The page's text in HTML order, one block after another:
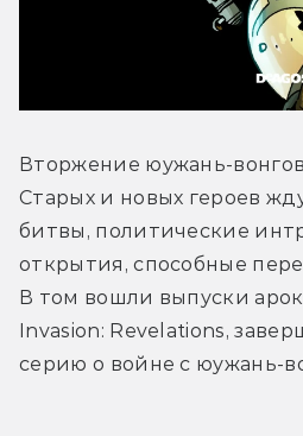
Вторжение юужань-
Старых и новых героев
битвы, политические
открытия, способные
В том вошли выпуски арок
Invasion: Revelations,
серию о войне с юужань-